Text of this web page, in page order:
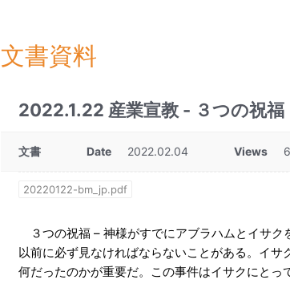
文書資料
2022.1.22 産業宣教 - ３つの祝福
文書 Date 2022.02.04 Views
20220122-bm_jp.pdf
３つの祝福 – 神様がすでにアブラハムとイサ
以前に必ず見なければならないことがある。イ
何だったのかが重要だ。この事件はイサクにとっ